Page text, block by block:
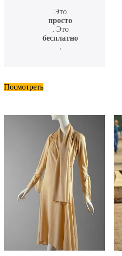
Это
просто
. Это
бесплатно
.
Посмотреть